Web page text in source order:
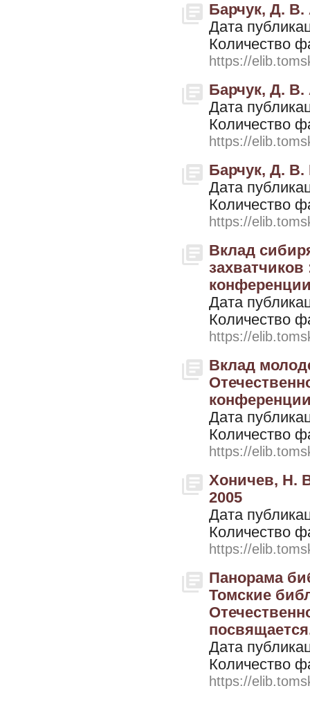
Барчук, Д. В.
Дата
Количество
https://
Барчук, Д. В.
Дата
Количество
https://
Барчук, Д. В.
Дата
Количество
https://
Вклад
Дата
Количество
https://
Вклад
Дата
Количество
https://
Хоничев, Н.
2005
Дата
Количество
https://
Панорама
Томские
Дата
Количество
https://